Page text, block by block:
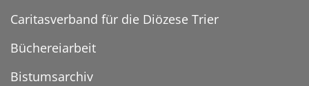
Caritasverband für die Diözese Trier
Büchereiarbeit
Bistumsarchiv